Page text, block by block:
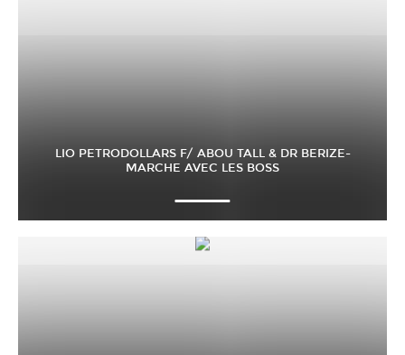
LIO PETRODOLLARS F/ ABOU TALL & DR BERIZE-
MARCHE AVEC LES BOSS